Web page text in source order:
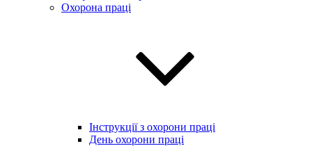
Охорона праці
Інструкції з охорони праці
День охорони праці